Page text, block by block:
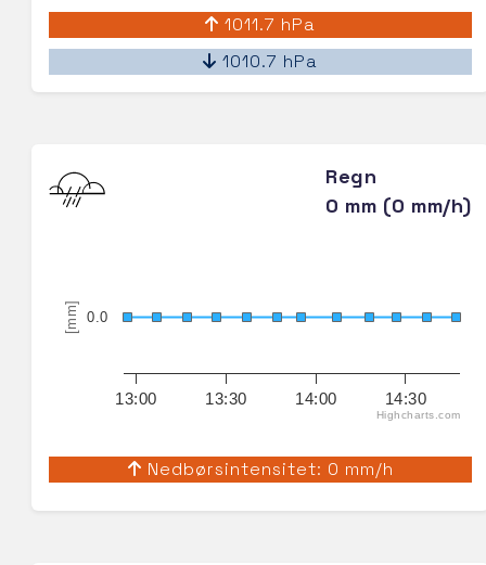
1011.7 hPa
1010.7 hPa
Regn
0 mm (0 mm/h)
[mm]
13:00 13:30 14:00 14:30
0.0
Highcharts.com
Nedbørsintensitet: 0 mm/h